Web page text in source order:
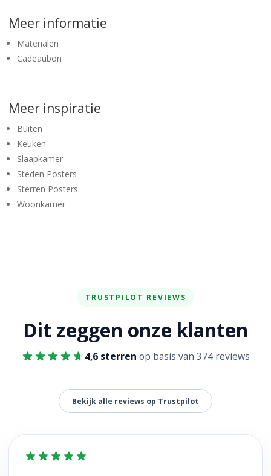
Meer informatie
Materialen
Cadeaubon
Meer inspiratie
Buiten
Keuken
Slaapkamer
Steden Posters
Sterren Posters
Woonkamer
TRUSTPILOT REVIEWS
Dit zeggen onze klanten
4,6 sterren op basis van 374 reviews
Bekijk alle reviews op Trustpilot